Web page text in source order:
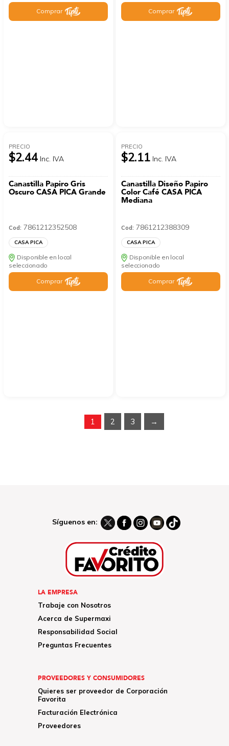
Comprar Comprar
PRECIO
$2.44 Inc. IVA
Canastilla Papiro Gris
Oscuro CASA PICA Grande
Cod: 7861212352508
CASA PICA
Disponible en local
seleccionado
Comprar
PRECIO
$2.11 Inc. IVA
Canastilla Diseño Papiro
Color Café CASA PICA
Mediana
Cod: 7861212388309
CASA PICA
Disponible en local
seleccionado
Comprar
1 2 3 →
Síguenos en:
LA EMPRESA
Trabaje con Nosotros
Acerca de Supermaxi
Responsabilidad Social
Preguntas Frecuentes
PROVEEDORES Y CONSUMIDORES
Quieres ser proveedor de Corporación
Favorita
Facturación Electrónica
Proveedores